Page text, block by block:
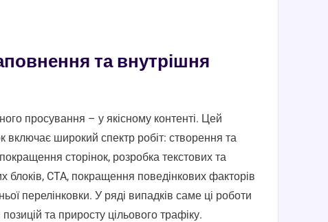
та внутрішня
просування – у якісному контенті. Цей
включає широкий спектр робіт: створення та
сторінок, розробка текстових та
блоків, CTA, покращення поведінкових факторів
перелінковки. У ряді випадків саме ці роботи
та приросту цільового трафіку.